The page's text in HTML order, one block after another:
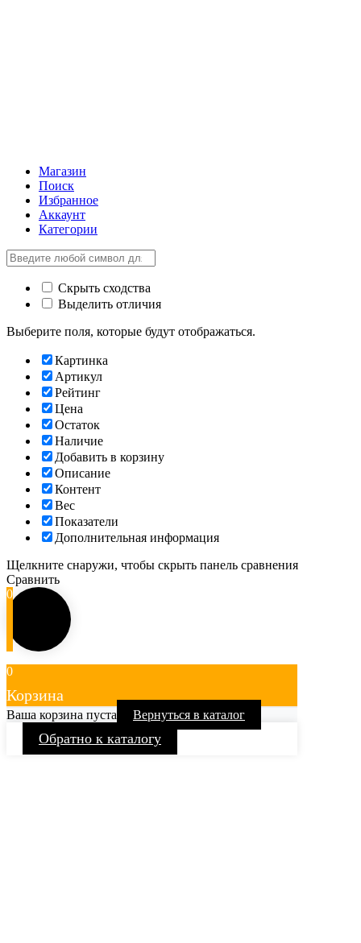
Магазин
Поиск
Избранное
Аккаунт
Категории
Скрыть сходства
Выделить отличия
Выберите поля, которые будут отображаться.
Картинка
Артикул
Рейтинг
Цена
Остаток
Наличие
Добавить в корзину
Описание
Контент
Вес
Показатели
Дополнительная информация
Щелкните снаружи, чтобы скрыть панель сравнения
Сравнить
0
0
Корзина
Ваша корзина пуста Вернуться в каталог
Обратно к каталогу